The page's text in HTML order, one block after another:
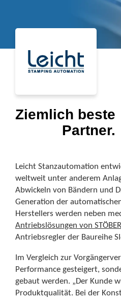
Ziemlich beste
Partner.
Leicht Stanzautomation
weltweit unter anderem
Abwickeln von Bändern und
Generation der
Herstellers werden neben
Antriebslösungen von STÖBER
Antriebsregler der Baureihe
Im Vergleich zur
Performance gesteigert,
gebaut werden. „Der Kunde
Produktqualität. Bei der